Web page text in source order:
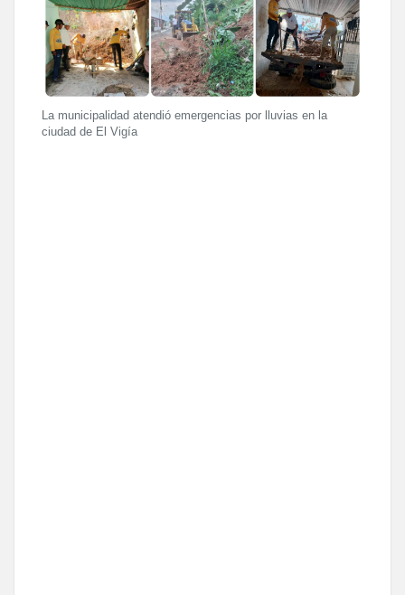
La municipalidad atendió emergencias por lluvias en la
ciudad de El Vigía